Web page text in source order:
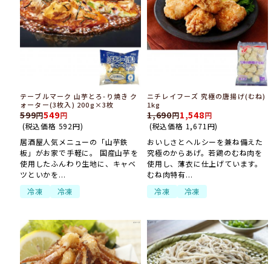
テーブルマーク 山芋とろ-り焼き ク
ォーター(3枚入) 200g×3枚
599 549
(税込価格 592円)
居酒屋人気メニューの「山芋鉄
板」がお家で手軽に。 国産山芋を
使用したふんわり生地に、キャベ
ツといかを...
冷凍
冷凍
ニチレイフーズ 究極の唐揚げ(むね)
1kg
1,690 1,548
(税込価格 1,671 円)
おいしさとヘルシーを兼ね備えた
究極のからあげ。若鶏のむね肉を
使用し、薄衣に仕上げています。
むね肉特有...
冷凍
冷凍